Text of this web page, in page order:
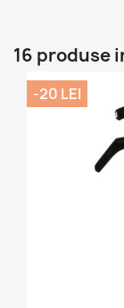
16 produse
-20 LEI